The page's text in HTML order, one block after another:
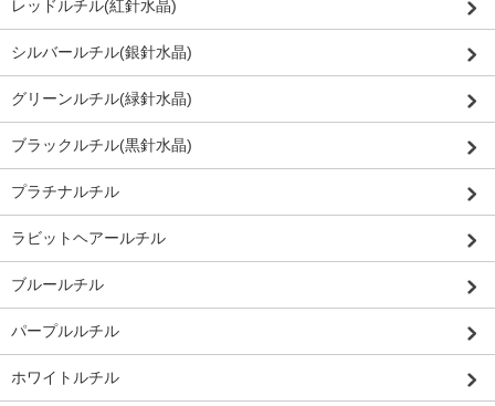
レッドルチル(紅針水晶)
シルバールチル(銀針水晶)
グリーンルチル(緑針水晶)
ブラックルチル(黒針水晶)
プラチナルチル
ラビットヘアールチル
ブルールチル
パープルルチル
ホワイトルチル